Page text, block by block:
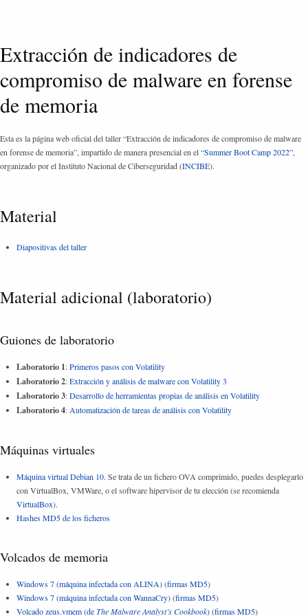
Extracción de indicadores de
compromiso de malware en forense
de memoria
Esta es la página web oficial del taller “Extracción de indicadores de compromiso de malware
en forense de memoria”, impartido de manera presencial en el“Summer Boot Camp 2022”
organizado por el Instituto Nacional de Ciberseguridad (INCIBE).
Material
Diapositivas del taller
Material adicional (laboratorio)
Guiones de laboratorio
Laboratorio 1:Primeros pasos con Volatility
Laboratorio 2:Extracción y análisis de malware con Volatility 3
Laboratorio 3:Desarrollo de herramientas propias de análisis en Volatility
Laboratorio 4: Automatización de tareas de análisis con Volatility
Máquinas virtuales
Máquina virtual Debian 10. Se trata de un fichero OVA comprimido, puedes desplegarlo
con VirtualBox, VMWare, o el software hipervisor de tu elección (se recomienda
VirtualBox).
Hashes MD5 de los ficheros
Volcados de memoria
Windows 7 (máquina infectada con ALINA)(firmas MD5)
Windows 7 (máquina infectada con WannaCry)(firmas MD5)
Volcado zeus.vmem (deThe Malware Analyst’s Cookbook)(firmas MD5)